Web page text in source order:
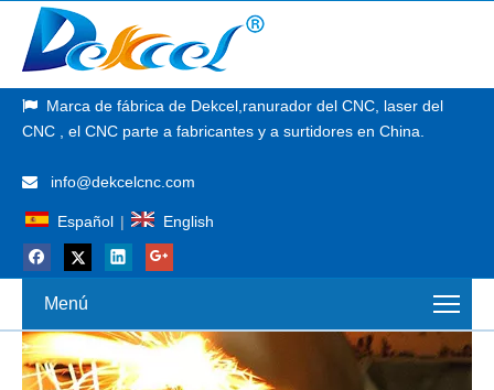
 Marca de fábrica de Dekcel, ranurador del CNC, laser del
CNC
, el CNC parte a fabricantes y a surtidores en China.
 info@dekcelcnc.com
Español | English
Menú